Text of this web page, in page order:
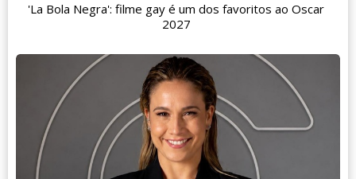
'La Bola Negra': filme gay é um dos favoritos ao Oscar
2027